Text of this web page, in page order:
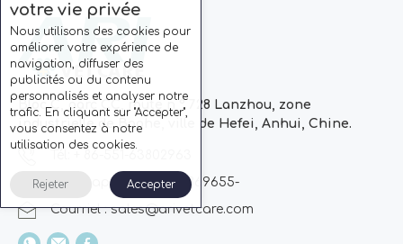
Bloc C, parc CC, route n ° 728 Lanzhou, zone
industrielle de Baohe, ville de Hefei, Anhui, Chine.
Whatsapp: + 86 13510869655-
Courriel :sales@arivetcare.com
votre vie privée
Nous utilisons des cookies pour
améliorer votre expérience de
navigation, diffuser des
publicités ou du contenu
personnalisés et analyser notre
trafic. En cliquant sur "Accepter",
vous consentez à notre
utilisation des cookies.
Rejeter Accepter